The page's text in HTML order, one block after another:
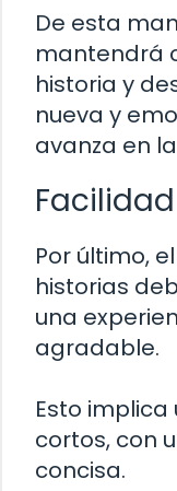
De esta
mantendrá
historia y
nueva y
avanza en
Por último,
historias
una
agradable.
Esto
cortos, con
concisa.